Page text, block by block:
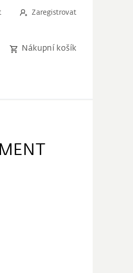
Zaregistrovat
Nákupní košík